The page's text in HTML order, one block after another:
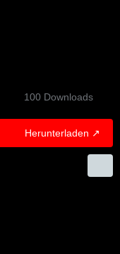
100 Downloads
Herunterladen